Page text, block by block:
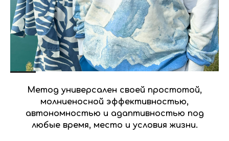
Метод универсален своей простотой,
молниеносной эффективностью,
автономностью и адаптивностью под
любые время, место и условия жизни.